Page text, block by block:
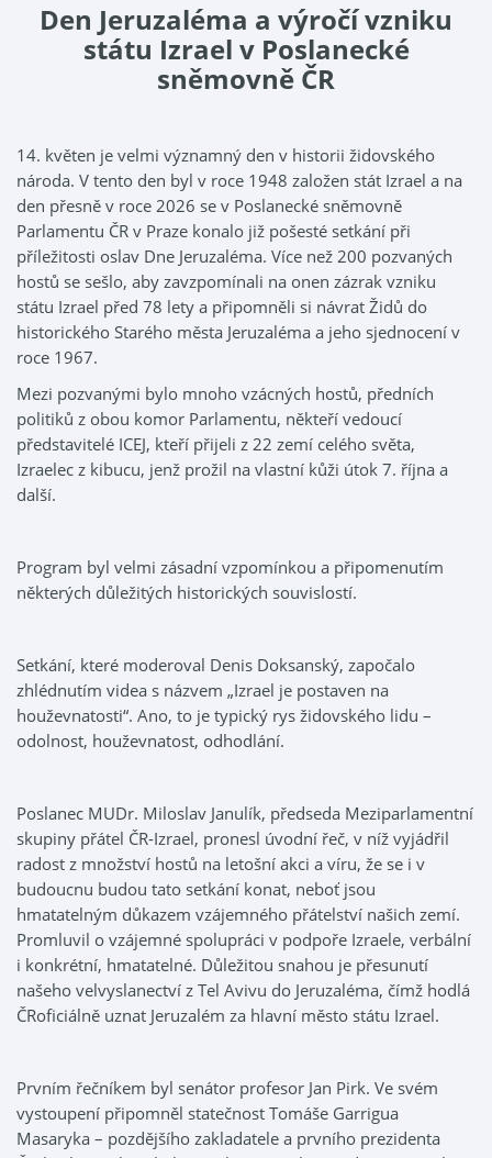
Den Jeruzaléma a výročí vzniku
státu Izrael v Poslanecké
sněmovně ČR
14. květen je velmi významný den v historii židovského
národa. V tento den byl v roce 1948 založen stát Izrael a na
den přesně v roce 2026 se v Poslanecké sněmovně
Parlamentu ČR v Praze konalo již pošesté setkání při
příležitosti oslav Dne Jeruzaléma. Více než 200 pozvaných
hostů se sešlo, aby zavzpomínali na onen zázrak vzniku
státu Izrael před 78 lety a připomněli si návrat Židů do
historického Starého města Jeruzaléma a jeho sjednocení v
roce 1967.
Mezi pozvanými bylo mnoho vzácných hostů, předních
politiků z obou komor Parlamentu, někteří vedoucí
představitelé ICEJ, kteří přijeli z 22 zemí celého světa,
Izraelec z kibucu, jenž prožil na vlastní kůži útok 7. října a
další.
Program byl velmi zásadní vzpomínkou a připomenutím
některých důležitých historických souvislostí.
Setkání, které moderoval Denis Doksanský, započalo
zhlédnutím videa s názvem „Izrael je postaven na
houževnatosti“. Ano, to je typický rys židovského lidu –
odolnost, houževnatost, odhodlání.
Poslanec MUDr. Miloslav Janulík, předseda Meziparlamentní
skupiny přátel ČR-Izrael, pronesl úvodní řeč, v níž vyjádřil
radost z množství hostů na letošní akci a víru, že se i v
budoucnu budou tato setkání konat, neboť jsou
hmatatelným důkazem vzájemného přátelství našich zemí.
Promluvil o vzájemné spolupráci v podpoře Izraele, verbální
i konkrétní, hmatatelné. Důležitou snahou je přesunutí
našeho velvyslanectví z Tel Avivu do Jeruzaléma, čímž hodlá
ČRoficiálně uznat Jeruzalém za hlavní město státu Izrael.
Prvním řečníkem byl senátor profesor Jan Pirk. Ve svém
vystoupení připomněl statečnost Tomáše Garrigua
Masaryka – pozdějšího zakladatele a prvního prezidenta